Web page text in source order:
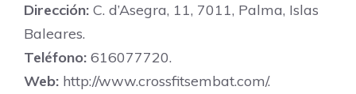
Dirección: C. d’Asegra, 11, 7011, Palma, Islas
Baleares.
Teléfono: 616077720.
Web: http://www.crossfitsembat.com/.